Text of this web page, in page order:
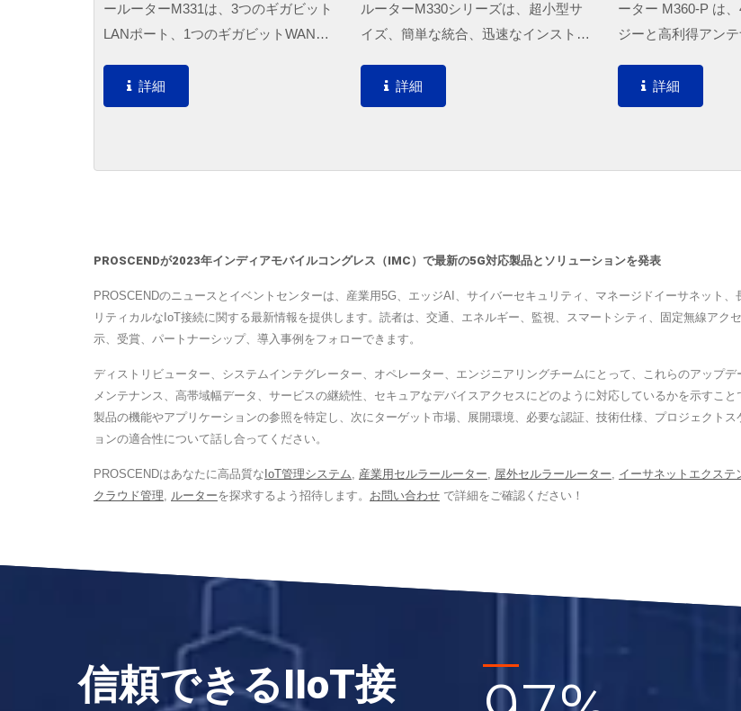
ールーターM331は、3つのギガビット
LANポート、1つのギガビットWANポ
備えており、重要な産業用アプリケー
ションと信頼性の高いIoT接続を実現
詳細
ルーターM330シリーズは、超小型サ
イズ、簡単な統合、迅速なインストー
ワイヤレスネットワーキング、安全な
VPNトンネルが必要な場所に適してい
速に収集することができます。
詳細
ーター M360-P は
ジーと高利得アン
ンスと強力な信号
に、危険な環境向け
詳細
PROSCENDが2023年インディアモバイルコングレス（IMC）で最新の5G対応製品とソリューションを発表
PROSCENDのニュースとイベントセンターは、産業用5G、エッジAI、サイバーセキュリティ、マネージドイーサネット
リティカルなIoT接続に関する最新情報を提供します。読者は、交通、エネルギー、監視、スマートシティ、固定無線ア
示、受賞、パートナーシップ、導入事例をフォローできます。
ディストリビューター、システムインテグレーター、オペレーター、エンジニアリングチームにとって、これらのアップ
メンテナンス、高帯域幅データ、サービスの継続性、セキュアなデバイスアクセスにどのように対応しているかを示すこ
製品の機能やアプリケーションの参照を特定し、次にターゲット市場、展開環境、必要な認証、技術仕様、プロジェクト
ョンの適合性について話し合ってください。
PROSCENDはあなたに高品質な IoT管理システム, 産業用セルラールーター, 屋外セルラールーター, イーサネットエクステ
クラウド管理, ルーターを探求するよう招待します。 お問い合わせ で詳細をご確認ください！
信頼できるIIoT接